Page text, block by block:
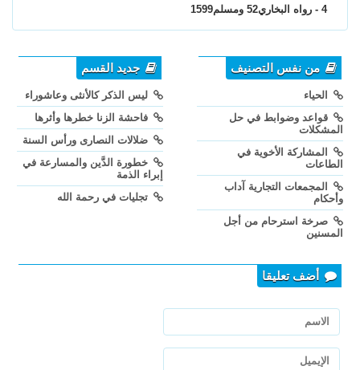
4 - رواه البخاري52 ومسلم1599
من نفس التصنيف
الحياء
قواعد وضوابط في حل
المشكلات
المشاركة الأخوية في
الطاعات
المجمعات التجارية آداب
وأحكام
صرخة استرحام من أجل
المسنين
جديد القسم
ليس الذكر كالأنثى وعاشوراء
فاحشة الزنا خطرها وأثرها
ضلالات النصارى ورأس السنة
خطورة الدَّين والمسارعة في
إبراء الذمة
تجليات في رحمة الله
أضف تعليقا